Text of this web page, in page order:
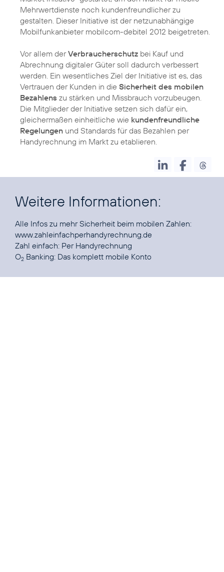
Mehrwertdienste noch kundenfreundlicher zu
gestalten. Dieser Initiative ist der netzunabhängige
Mobilfunkanbieter mobilcom-debitel 2012 beigetreten.
Vor allem derVerbraucherschutz bei Kauf und
Abrechnung digitaler Güter soll dadurch verbessert
werden. Ein wesentliches Ziel der Initiative ist es, das
Vertrauen der Kunden in die Sicherheit des mobilen
Bezahlens zu stärken und Missbrauch vorzubeugen.
Die Mitglieder der Initiative setzen sich dafür ein,
gleichermaßen einheitliche wie kundenfreundliche
Regelungen und Standards für das Bezahlen per
Handyrechnung im Markt zu etablieren.
Weitere Informationen:
Alle Infos zu mehr Sicherheit beim mobilen Zahlen:
www.zahleinfachperhandyrechnung.de
Zahl einfach: Per Handyrechnung
O2 Banking: Das komplett mobile Konto